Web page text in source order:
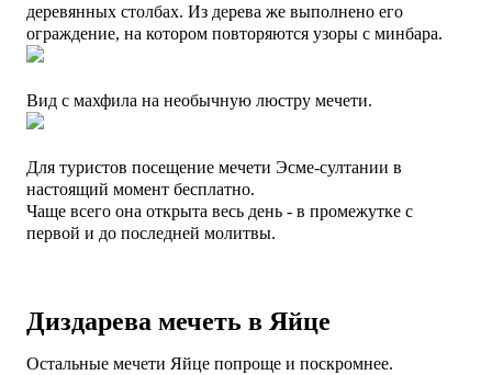
деревянных столбах. Из дерева же выполнено его
ограждение, на котором повторяются узоры с минбара.
Вид с махфила на необычную люстру мечети.
Для туристов посещение мечети Эсме-султании в
настоящий момент бесплатно.
Чаще всего она открыта весь день - в промежутке с
первой и до последней молитвы.
Диздарева мечеть в Яйце
Остальные мечети Яйце попроще и поскромнее.